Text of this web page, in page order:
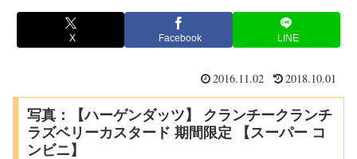
X Facebook LINE
2016.11.02 2018.10.01
写真：【ハーゲンダッツ】 クランチークランチ
ラズベリーカスタード 期間限定 【スーパー コ
ンビニ】